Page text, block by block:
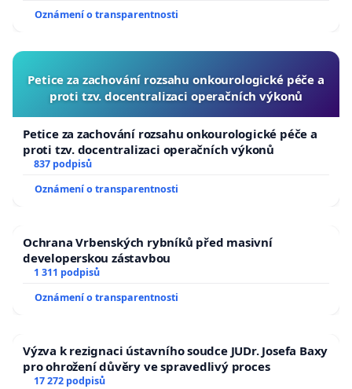
Oznámení o transparentnosti
Petice za zachování rozsahu onkourologické péče a
proti tzv. docentralizaci operačních výkonů
Petice za zachování rozsahu onkourologické péče a
proti tzv. docentralizaci operačních výkonů
837 podpisů
Oznámení o transparentnosti
Ochrana Vrbenských rybníků před masivní
developerskou zástavbou
1 311 podpisů
Oznámení o transparentnosti
Výzva k rezignaci ústavního soudce JUDr. Josefa Baxy
pro ohrožení důvěry ve spravedlivý proces
17 272 podpisů